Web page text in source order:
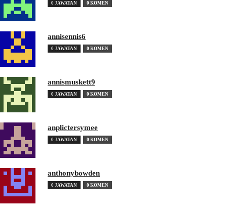
0 JAWATAN 0 KOMEN
annisennis6
0 JAWATAN 0 KOMEN
annismuskett9
0 JAWATAN 0 KOMEN
anplictersymee
0 JAWATAN 0 KOMEN
anthonybowden
0 JAWATAN 0 KOMEN